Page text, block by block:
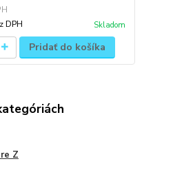
DPH Skladom
Pridať do košíka
Z